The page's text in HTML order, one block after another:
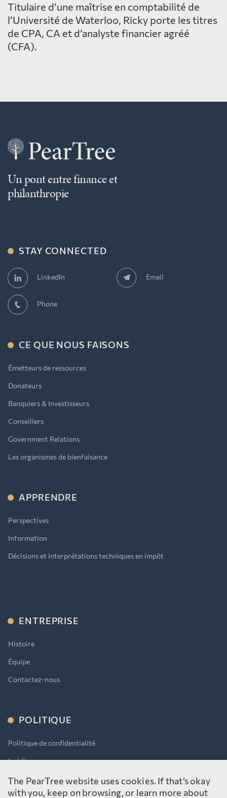
Titulaire d’une maîtrise en comptabilité de
l’Université de Waterloo, Ricky porte les titres
de CPA, CA et d’analyste financier agréé
(CFA).
Un pont entre finance et
philanthropie
STAY CONNECTED
LinkedIn Email
Phone
CE QUE NOUS FAISONS
Émetteurs de ressources
Donateurs
Banquiers & Investisseurs
Conseillers
Government Relations
Les organismes de bienfaisance
APPRENDRE
Perspectives
Information
Décisions et interprétations techniques en impôt
ENTREPRISE
Histoire
Équipe
Contactez-nous
POLITIQUE
Politique de confidentialité
Juridique
AODA
The PearTree website uses cookies. If that’s okay
with you, keep on browsing, or learn more about